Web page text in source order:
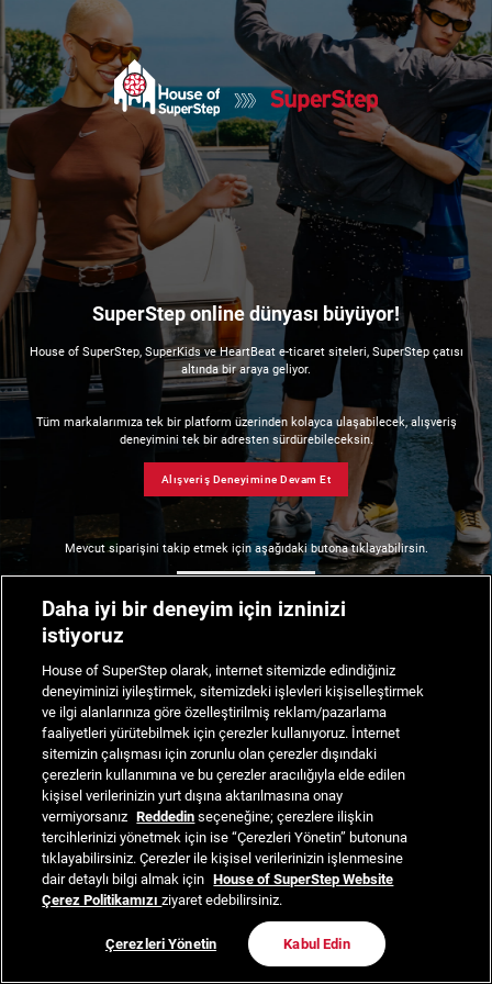
SuperStep online dünyası büyüyor!
House of SuperStep, SuperKids ve HeartBeat e-ticaret siteleri, SuperStep çatısı
altında bir araya geliyor.
Tüm markalarımıza tek bir platform üzerinden kolayca ulaşabilecek, alışveriş
deneyimini tek bir adresten sürdürebileceksin.
Alışveriş Deneyimine Devam Et
Mevcut siparişini takip etmek için aşağıdaki butona tıklayabilirsin.
Daha iyi bir deneyim için izninizi
istiyoruz
House of SuperStep olarak, internet sitemizde edindiğiniz
deneyiminizi iyileştirmek, sitemizdeki işlevleri kişiselleştirmek
ve ilgi alanlarınıza göre özelleştirilmiş reklam/pazarlama
faaliyetleri yürütebilmek için çerezler kullanıyoruz. İnternet
sitemizin çalışması için zorunlu olan çerezler dışındaki
çerezlerin kullanımına ve bu çerezler aracılığıyla elde edilen
kişisel verilerinizin yurt dışına aktarılmasına onay
vermiyorsanız Reddedin seçeneğine; çerezlere ilişkin
tercihlerinizi yönetmek için ise “Çerezleri Yönetin” butonuna
tıklayabilirsiniz. Çerezler ile kişisel verilerinizin işlenmesine
dair detaylı bilgi almak için House of SuperStep Website
Çerez Politikamızıziyaret edebilirsiniz.
Çerezleri Yönetin Kabul Edin